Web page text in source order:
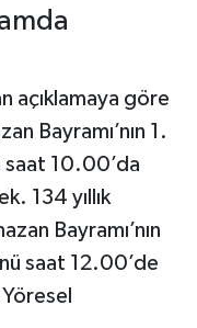
açıklamaya göre
Bayramı’nın 1.
saat 10.00’da
134 yıllık
Bayramı’nın
saat 12.00’de